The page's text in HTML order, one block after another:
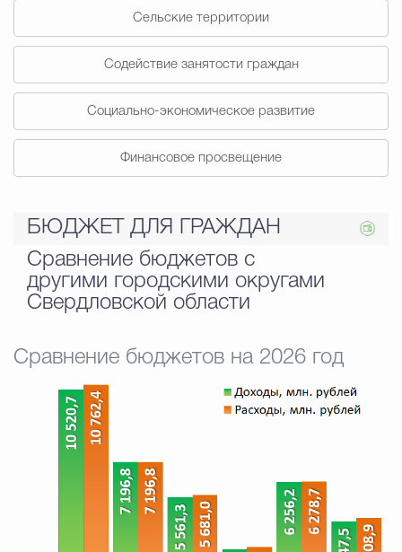
Сельские территории
Содействие занятости граждан
Социально-экономическое развитие
Финансовое просвещение
БЮДЖЕТ ДЛЯ ГРАЖДАН
Сравнение бюджетов с
другими городскими округами
Свердловской области
Сравнение бюджетов на 2026 год